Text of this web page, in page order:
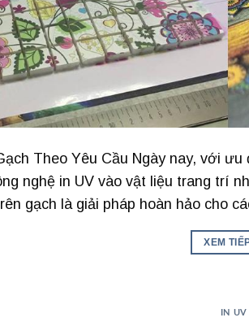
Theo Yêu Cầu Ngày nay, với
nghệ in UV vào vật liệu trang trí
gạch là giải pháp hoàn hảo cho
XEM
IN UV